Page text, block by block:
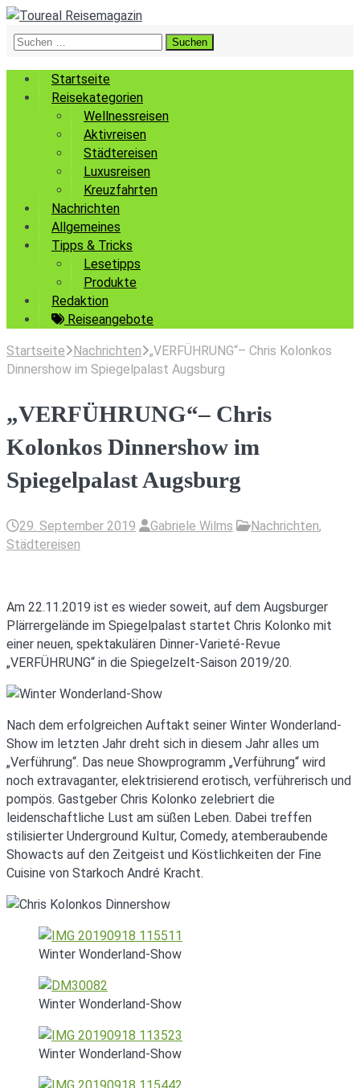
Suchen
Startseite
Reisekategorien
Wellnessreisen
Aktivreisen
Städtereisen
Luxusreisen
Kreuzfahrten
Nachrichten
Allgemeines
Tipps & Tricks
Lesetipps
Produkte
Redaktion
Reiseangebote
Startseite Nachrichten „VERFÜHRUNG“– Chris Kolonkos
Dinnershow im Spiegelpalast Augsburg
„VERFÜHRUNG“– Chris
Kolonkos Dinnershow im
Spiegelpalast Augsburg
29. September 2019 Gabriele Wilms Nachrichten,
Städtereisen
Am 22.11.2019 ist es wieder soweit, auf dem Augsburger
Plärrergelände im Spiegelpalast startet Chris Kolonko mit
einer neuen, spektakulären Dinner-Varieté-Revue
„VERFÜHRUNG“ in die Spiegelzelt-Saison 2019/20.
Nach dem erfolgreichen Auftakt seiner Winter Wonderland-
Show im letzten Jahr dreht sich in diesem Jahr alles um
„Verführung“. Das neue Showprogramm „Verführung“ wird
noch extravaganter, elektrisierend erotisch, verführerisch und
pompös. Gastgeber Chris Kolonko zelebriert die
leidenschaftliche Lust am süßen Leben. Dabei treffen
stilisierter Underground Kultur, Comedy, atemberaubende
Showacts auf den Zeitgeist und Köstlichkeiten der Fine
Cuisine von Starkoch André Kracht.
Winter Wonderland-Show
Winter Wonderland-Show
Winter Wonderland-Show